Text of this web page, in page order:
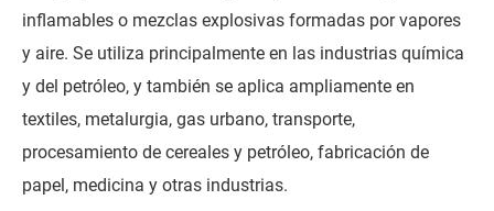
inflamables o mezclas explosivas formadas por vapores
y aire. Se utiliza principalmente en las industrias química
y del petróleo, y también se aplica ampliamente en
textiles, metalurgia, gas urbano, transporte,
procesamiento de cereales y petróleo, fabricación de
papel, medicina y otras industrias.